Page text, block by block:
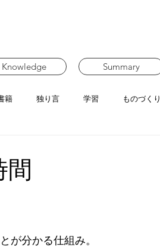
Knowledge Summary
籍 独り言 学習 ものづくり
が分かる仕組み。